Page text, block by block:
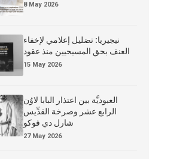
8 May 2026
نيجيريا: تضليل إعلامي لإخفاء
العنف بحق المسيحيين منذ عقود
15 May 2026
العبوديَّة بين اعتذار البابا لاوُن
الرابع عشر وصرخة القدِّيس
شارل دي فوكو
27 May 2026